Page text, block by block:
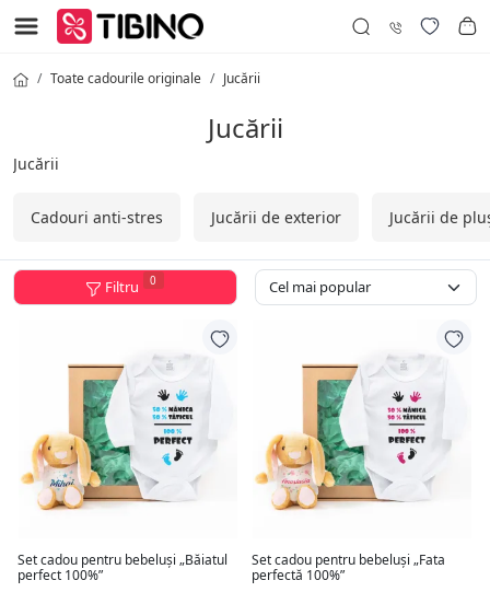
Toate cadourile originale Jucării
Jucării
Jucării
Cadouri anti-stres Jucării de exterior Jucării de
Filtru 0
Set cadou pentru bebeluși „Băiatul
perfect 100%”
Set cadou pentru bebeluși „Fata
perfectă 100%”